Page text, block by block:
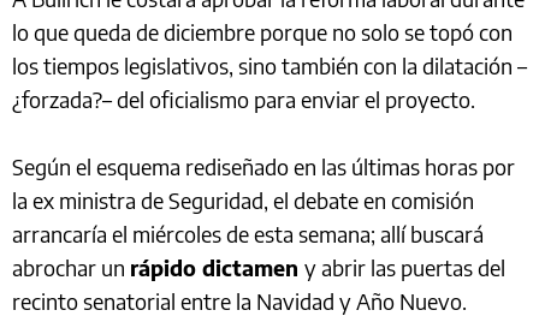
lo que queda de diciembre porque no solo se topó con
los tiempos legislativos, sino también con la dilatación –
¿forzada?– del oficialismo para enviar el proyecto.
Según el esquema rediseñado en las últimas horas por
la ex ministra de Seguridad, el debate en comisión
arrancaría el miércoles de esta semana; allí buscará
abrochar un rápido dictamen y abrir las puertas del
recinto senatorial entre la Navidad y Año Nuevo.